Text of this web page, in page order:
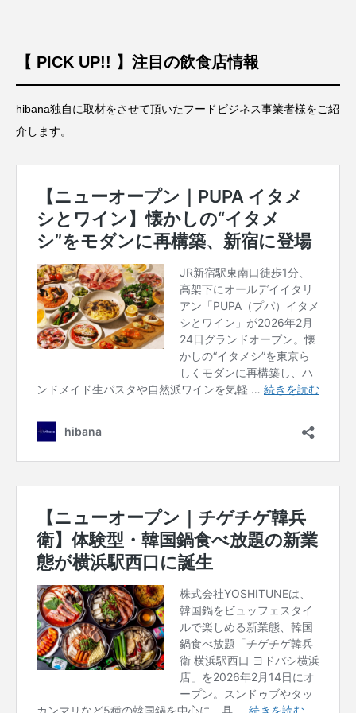
【 PICK UP!! 】注目の飲食店情報
hibana独自に取材をさせて頂いたフードビジネス事業者様をご紹
介します。